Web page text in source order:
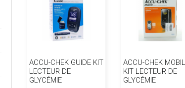
ACCU-CHEK GUIDE KIT
LECTEUR DE
GLYCÉMIE
ACCU-CHEK
KIT LECTEUR DE
GLYCÉMIE